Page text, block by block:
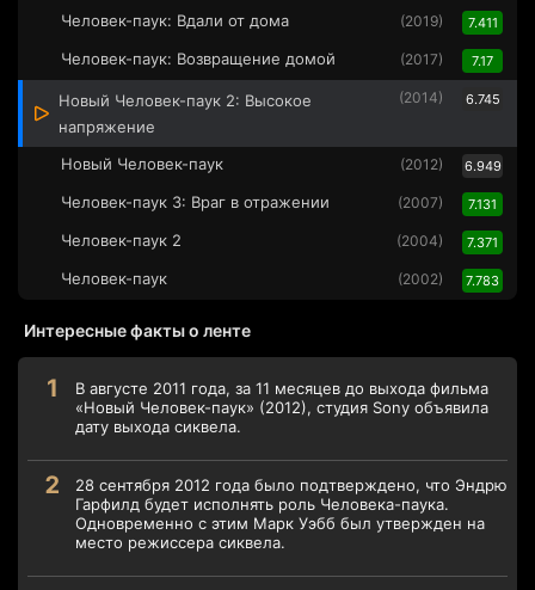
Человек-паук: Вдали от дома (2019) 7.411
Человек-паук: Возвращение домой (2017) 7.17
Новый Человек-паук 2: Высокое
напряжение
(2014) 6.745
Новый Человек-паук (2012) 6.949
Человек-паук 3: Враг в отражении (2007) 7.131
Человек-паук 2 (2004) 7.371
Человек-паук (2002) 7.783
Интересные факты о ленте
В августе 2011 года, за 11 месяцев до выхода фильма
«Новый Человек-паук» (2012), студия Sony объявила
дату выхода сиквела.
28 сентября 2012 года было подтверждено, что Эндрю
Гарфилд будет исполнять роль Человека-паука.
Одновременно с этим Марк Уэбб был утвержден на
место режиссера сиквела.